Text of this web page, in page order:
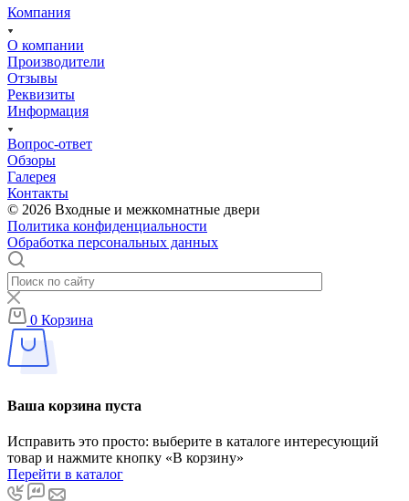
Компания
О компании
Производители
Отзывы
Реквизиты
Информация
Вопрос-ответ
Обзоры
Галерея
Контакты
© 2026 Входные и межкомнатные двери
Политика конфиденциальности
Обработка персональных данных
0 Корзина
Ваша корзина пуста
Исправить это просто: выберите в каталоге интересующий
товар и нажмите кнопку «В корзину»
Перейти в каталог